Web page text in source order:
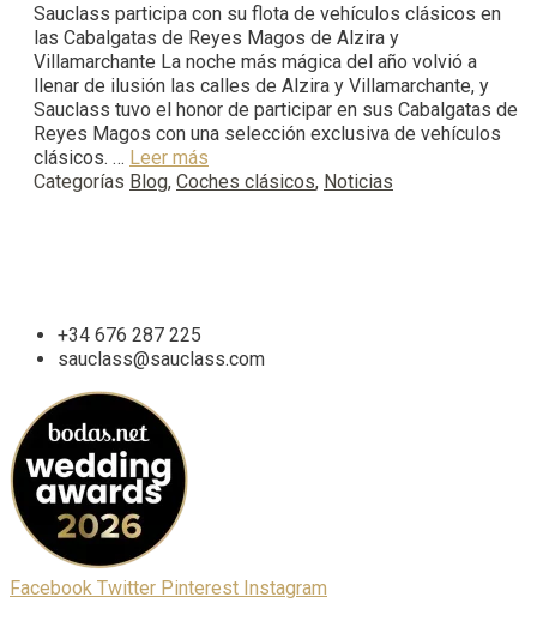
Sauclass participa con su flota de vehículos clásicos en
las Cabalgatas de Reyes Magos de Alzira y
Villamarchante La noche más mágica del año volvió a
llenar de ilusión las calles de Alzira y Villamarchante, y
Sauclass tuvo el honor de participar en sus Cabalgatas de
Reyes Magos con una selección exclusiva de vehículos
clásicos. … Leer más
Categorías Blog, Coches clásicos, Noticias
+34 676 287 225
sauclass@sauclass.com
Facebook Twitter Pinterest Instagram